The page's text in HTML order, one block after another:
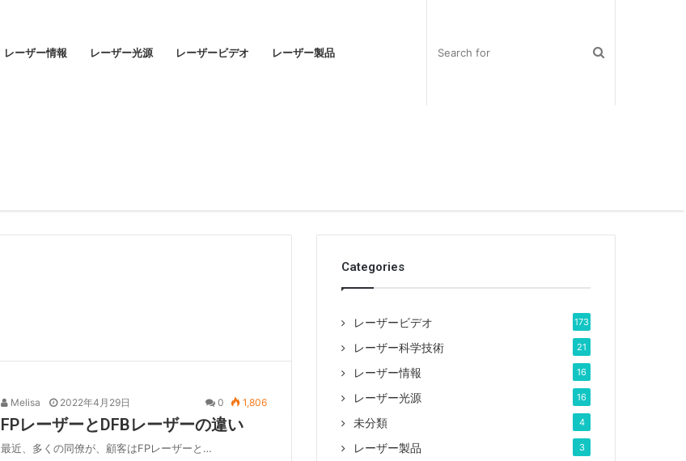
レーザー情報 レーザー光源 レーザービデオ レーザー製品
Melisa 2022年4月29日 0 1,806
FPレーザーとDFBレーザーの違い
最近、多くの同僚が、顧客はFPレーザーと…
Categories
レーザービデオ 173
レーザー科学技術 21
レーザー情報 16
レーザー光源 16
未分類 4
レーザー製品 3